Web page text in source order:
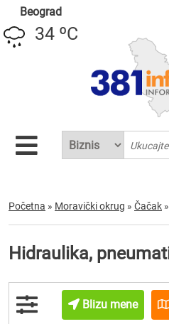
Beograd
34 ºC
Početna » Moravički okrug » Čačak »
Hidraulika,
Blizu mene